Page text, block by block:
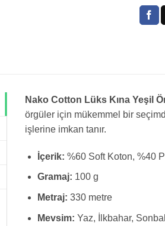
Nako Cotton Lüks Kına Yeşil
örgüler için mükemmel bir
işlerine imkan tanır.
İçerik: %60 Soft Koton, %40
Gramaj: 100 g
Metraj: 330 metre
Mevsim: Yaz, İlkbahar,